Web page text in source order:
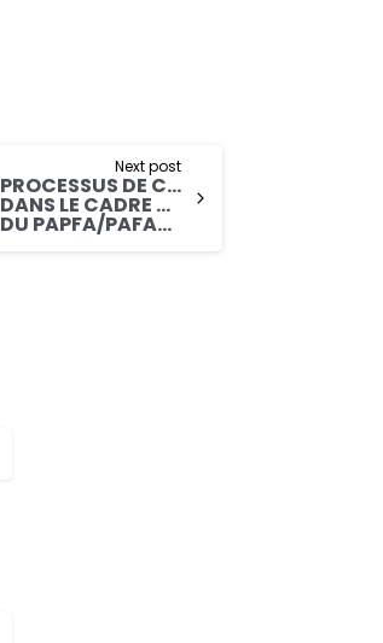
Next post
PROCESSUS DE CIBLAGE DES BENEFICIAIRES
DANS LE CADRE DE LA MISE EN OEUVRE
DU PAPFA/PAFA-4R